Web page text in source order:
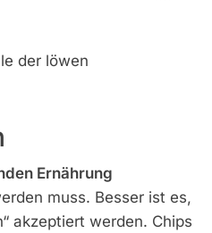
Ernährung
muss. Besser ist es,
akzeptiert werden. Chips